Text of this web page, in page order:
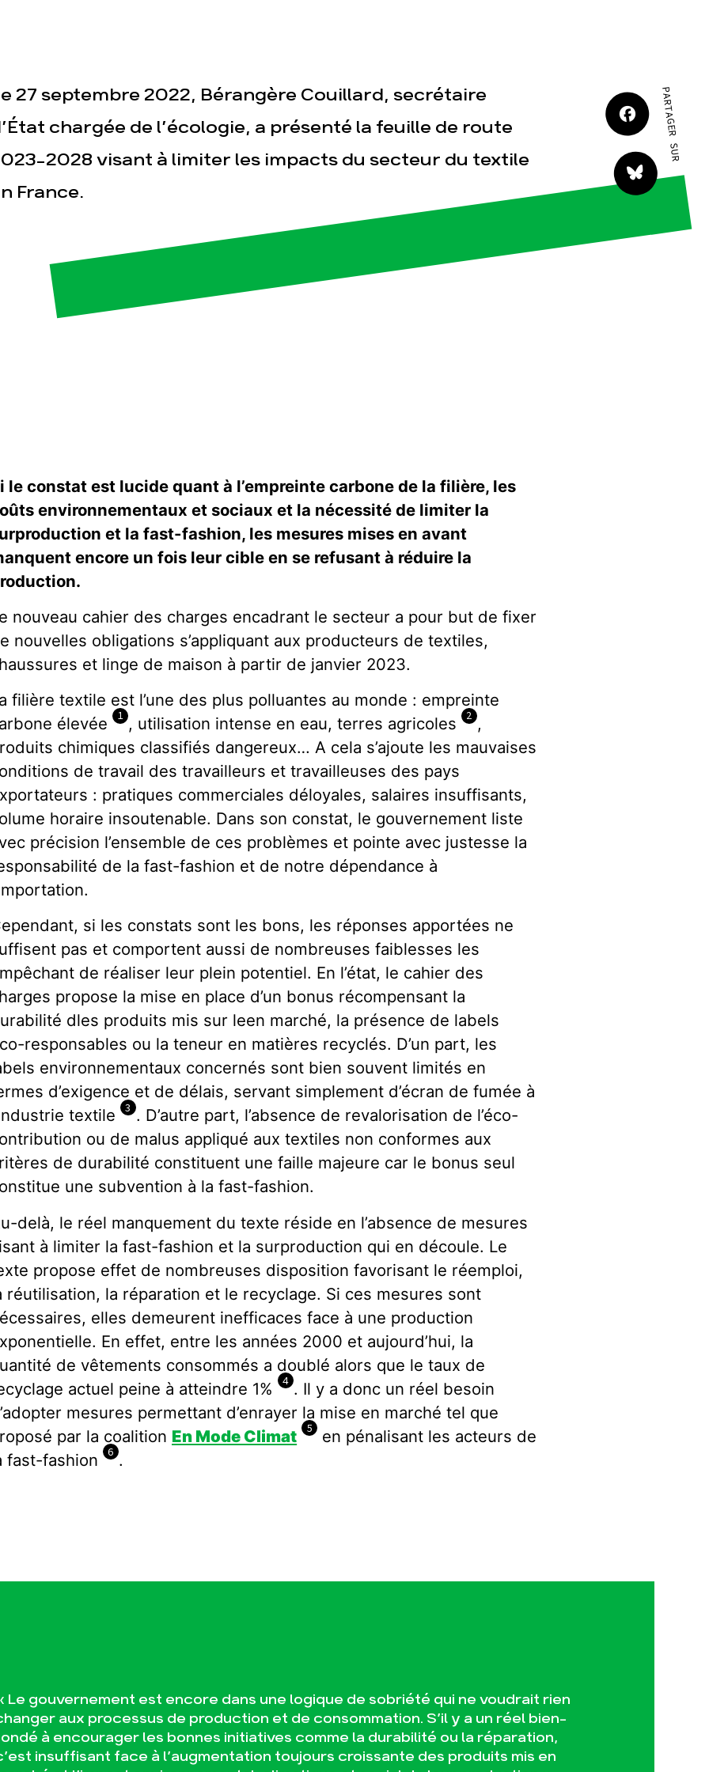
Publications Contact
27 septembre 2022, Bérangère Couillard, secrétaire
chargée de l’écologie, a présenté la feuille de route
2028 visant à limiter les impacts du secteur du textile
France.
PARTAGER SUR
le constat est lucide quant à l’empreinte carbone de la filière, les
environnementaux et sociaux et la nécessité de limiter la
et la fast-fashion, les mesures mises en avant
encore un fois leur cible en se refusant à réduire la
nouveau cahier des charges encadrant le secteur a pour but de fixer
nouvelles obligations s’appliquant aux producteurs de textiles,
et linge de maison à partir de janvier 2023.
filière textile est l’une des plus polluantes au monde : empreinte
élevée 1 , utilisation intense en eau, terres agricoles 2 ,
chimiques classifiés dangereux… A cela s’ajoute les mauvaises
de travail des travailleurs et travailleuses des pays
: pratiques commerciales déloyales, salaires insuffisants,
horaire insoutenable. Dans son constat, le gouvernement liste
précision l’ensemble de ces problèmes et pointe avec justesse la
de la fast-fashion et de notre dépendance à
si les constats sont les bons, les réponses apportées ne
pas et comportent aussi de nombreuses faiblesses les
de réaliser leur plein potentiel. En l’état, le cahier des
propose la mise en place d’un bonus récompensant la
dles produits mis sur leen marché, la présence de labels
responsables ou la teneur en matières recyclés. D’un part, les
environnementaux concernés sont bien souvent limités en
d’exigence et de délais, servant simplement d’écran de fumée à
textile 3 . D’autre part, l’absence de revalorisation de l’éco-
ou de malus appliqué aux textiles non conformes aux
de durabilité constituent une faille majeure car le bonus seul
une subvention à la fast-fashion.
delà, le réel manquement du texte réside en l’absence de mesures
à limiter la fast-fashion et la surproduction qui en découle. Le
propose effet de nombreuses disposition favorisant le réemploi,
réutilisation, la réparation et le recyclage. Si ces mesures sont
elles demeurent inefficaces face à une production
En effet, entre les années 2000 et aujourd’hui, la
de vêtements consommés a doublé alors que le taux de
actuel peine à atteindre 1% 4 . Il y a donc un réel besoin
mesures permettant d’enrayer la mise en marché tel que
par la coalition En Mode Climat 5
en pénalisant les acteurs de
fast-fashion 6 .
Le gouvernement est encore dans une logique de sobriété qui ne voudrait rien
aux processus de production et de consommation. S’il y a un réel bien-
à encourager les bonnes initiatives comme la durabilité ou la réparation,
insuffisant face à l’augmentation toujours croissante des produits mis en